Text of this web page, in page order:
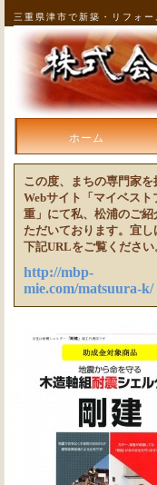
三重県津市で新築・リフォ
ホーム
この度、まちの専門家を
Webサイト「マイベスト
重」にて私、松浦のご紹
ただいております。宜し
下記URLをご覧ください
http://mbp-
mie.com/matsuura-k/